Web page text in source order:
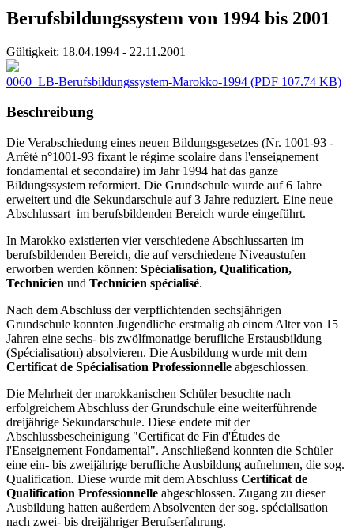
Berufsbildungssystem von 1994 bis 2001
Gültigkeit: 18.04.1994 - 22.11.2001
0060_LB-Berufsbildungssystem-Marokko-1994 (PDF 107.74 KB)
Beschreibung
Die Verabschiedung eines neuen Bildungsgesetzes (Nr. 1001-93 -
Arrêté n°1001-93 fixant le régime scolaire dans l'enseignement
fondamental et secondaire) im Jahr 1994 hat das ganze
Bildungssystem reformiert. Die Grundschule wurde auf 6 Jahre
erweitert und die Sekundarschule auf 3 Jahre reduziert. Eine neue
Abschlussart im berufsbildenden Bereich wurde eingeführt.
In Marokko existierten vier verschiedene Abschlussarten im
berufsbildenden Bereich, die auf verschiedene Niveaustufen
erworben werden können: Spécialisation, Qualification,
Technicien und Technicien spécialisé.
Nach dem Abschluss der verpflichtenden sechsjährigen
Grundschule konnten Jugendliche erstmalig ab einem Alter von 15
Jahren eine sechs- bis zwölfmonatige berufliche Erstausbildung
(Spécialisation) absolvieren. Die Ausbildung wurde mit dem
Certificat de Spécialisation Professionnelle abgeschlossen.
Die Mehrheit der marokkanischen Schüler besuchte nach
erfolgreichem Abschluss der Grundschule eine weiterführende
dreijährige Sekundarschule. Diese endete mit der
Abschlussbescheinigung "Certificat de Fin d'Études de
l'Enseignement Fondamental". Anschließend konnten die Schüler
eine ein- bis zweijährige berufliche Ausbildung aufnehmen, die sog.
Qualification. Diese wurde mit dem Abschluss Certificat de
Qualification Professionnelle abgeschlossen. Zugang zu dieser
Ausbildung hatten außerdem Absolventen der sog. spécialisation
nach zwei- bis dreijähriger Berufserfahrung.